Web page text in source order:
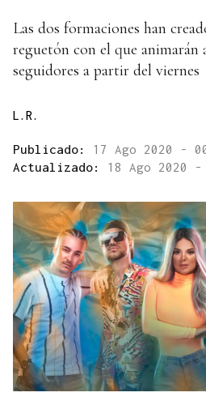
Las dos formaciones han
reguetón con el que animarán
seguidores a partir del viernes
L.R.
Publicado: 17 Ago 2020 -
Actualizado: 18 Ago 2020 -